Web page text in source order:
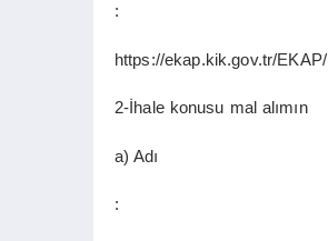
:
https://ekap.kik.gov.tr/EKAP/
2-İhale konusu mal alımın
a) Adı
: